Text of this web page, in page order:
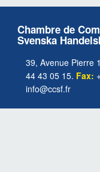
Chambre de
Svenska
39, Avenue Pierre
44 43 05 15. Fax:
info@ccsf.fr